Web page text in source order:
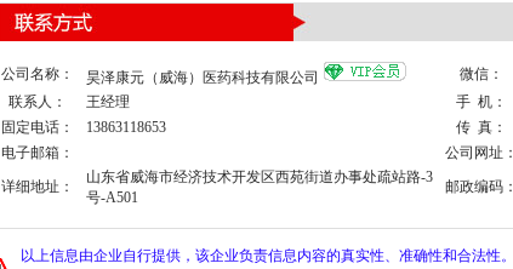
公司名称： 昊泽康元（威海）医药科技有限公司
微信：
联系人：
王经理 手 机：
固定电话：
13863118653
传 真：
电子邮箱：
公司网址：
详细地址：
山东省威海市经济技术开发区西苑街道办事处疏站路-3
号-A501
邮政编码：
以上信息由企业自行提供，该企业负责信息内容的真实性、准确性和合法性。